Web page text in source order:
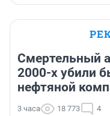
Смертельный
2000-х убили
нефтяной
3 часа 18 773 4